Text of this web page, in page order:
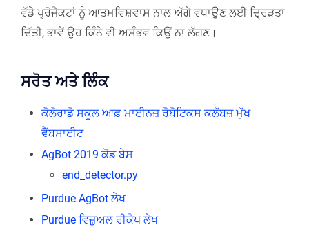
ਵੱਡੇ ਪ੍ਰੋਜੈਕਟਾਂ ਨੂੰ ਆਤਮਵਿਸ਼ਵਾਸ ਨਾਲ ਅੱਗੇ ਵਧਾਉਣ ਲਈ ਦ੍ਰਿੜਤਾ
ਦਿੱਤੀ, ਭਾਵੇਂ ਉਹ ਕਿੰਨੇ ਵੀ ਅਸੰਭਵ ਕਿਉਂ ਨਾ ਲੱਗਣ।
ਸਰੋਤ ਅਤੇ ਲਿੰਕ
ਕੋਲੋਰਾਡੋ ਸਕੂਲ ਆਫ਼ ਮਾਈਨਜ਼ ਰੋਬੋਟਿਕਸ ਕਲੱਬਜ਼ ਮੁੱਖ
ਵੈੱਬਸਾਈਟ
AgBot 2019 ਕੋਡ ਬੇਸ
end_detector.py
Purdue AgBot ਲੇਖ
Purdue ਵਿਜ਼ੁਅਲ ਰੀਕੈਪ ਲੇਖ